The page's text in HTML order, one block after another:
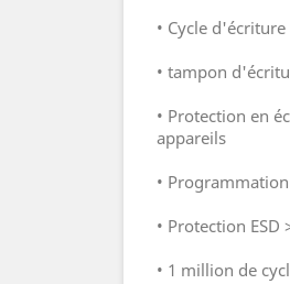
• Cycle
• tampon
• Protection en
appareils
•
• Protection ESD
• 1 million de